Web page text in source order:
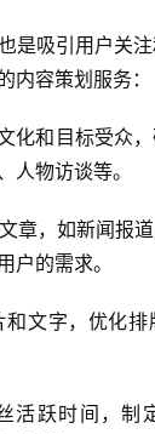
是吸引用户关
内容策划服务：
化和目标受众，
人物访谈等。
章，如新闻报
户的需求。
和文字，优化
活跃时间，制